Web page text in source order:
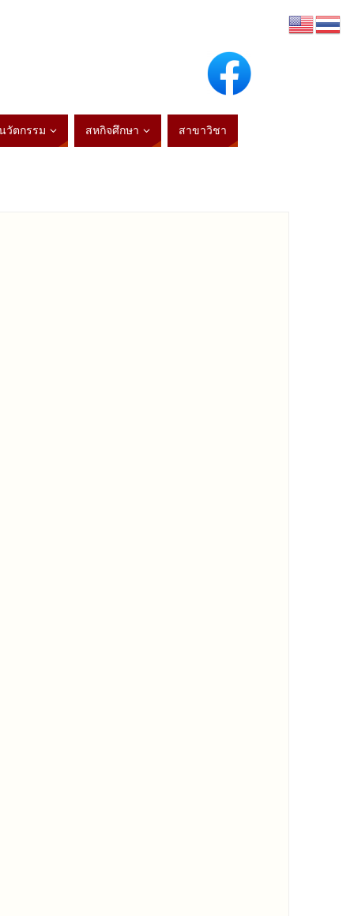
วัตกรรม สหกิจศึกษา สาขาวิชา